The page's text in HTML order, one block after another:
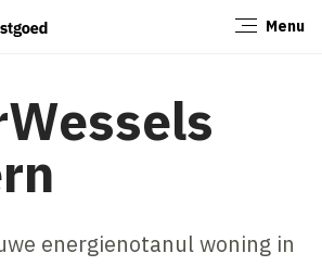
Menu
energienotanul woning in
Sluiten